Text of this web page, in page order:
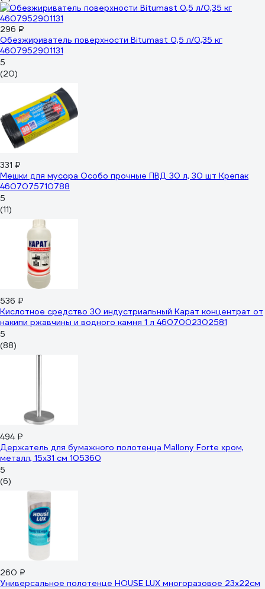
296 ₽
Обезжириватель поверхности Bitumast 0,5 л/0,35 кг
4607952901131
5
(20)
331 ₽
Мешки для мусора Особо прочные ПВД 30 л, 30 шт Крепак
4607075710788
5
(11)
536 ₽
Кислотное средство 30 индустриальный Карат концентрат от
накипи ржавчины и водного камня 1 л 4607002302581
5
(88)
494 ₽
Держатель для бумажного полотенца Mallony Forte хром,
металл, 15x31 см 105360
5
(6)
260 ₽
Универсальное полотенце HOUSE LUX многоразовое 23x22см